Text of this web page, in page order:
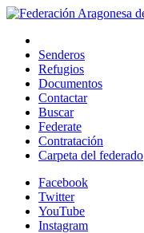
Senderos
Refugios
Documentos
Contactar
Buscar
Federate
Contratación
Carpeta del federado
Facebook
Twitter
YouTube
Instagram